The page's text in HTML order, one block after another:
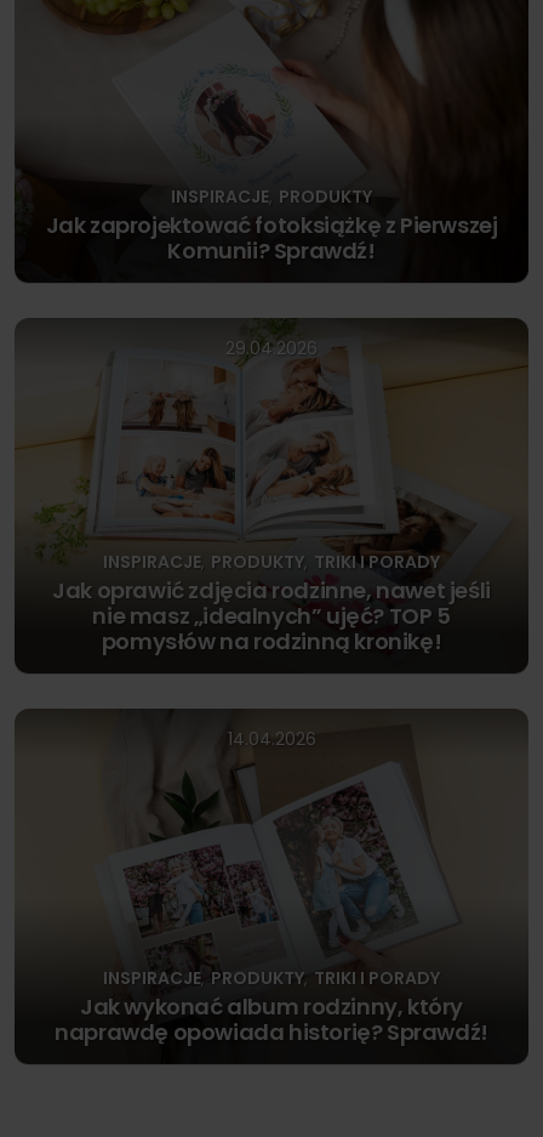
INSPIRACJE, PRODUKTY
Jak zaprojektować fotoksiążkę z Pierwszej
Komunii? Sprawdź!
29.04.2026
INSPIRACJE, PRODUKTY TRIKI I PORADY
Jak oprawić zdjęcia rodzinne, nawet jeśli
nie masz „idealnych” ujęć? TOP 5
pomysłów na rodzinną kronikę!
14.04.2026
INSPIRACJE, PRODUKTY, TRIKI I PORADY
Jak wykonać album rodzinny, który
naprawdę opowiada historię? Sprawdź!